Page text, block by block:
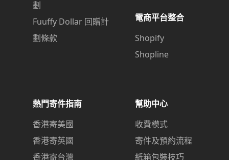
劃
Fuuffy Dollar 回贈計
劃條款
電商平台整合
Shopify
Shopline
熱門寄件指南
香港寄美國
香港寄英國
香港寄台灣
幫助中心
收費模式
寄件及預約流程
紙箱包裝技巧